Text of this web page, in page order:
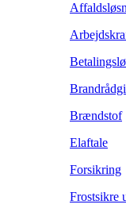
Brændstof
Elaftale
Forsikring
Frostsikre